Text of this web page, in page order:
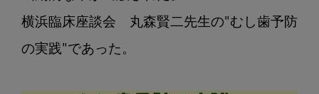
横浜臨床座談会　丸森賢二先生の"むし歯予防
の実践"であった。